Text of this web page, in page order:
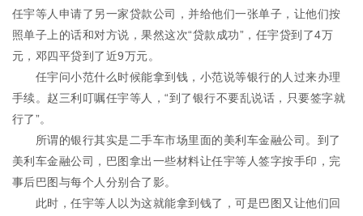
任宇等人申请了另一家贷款公司，并给他们一张单子，让他们按
照单子上的话和对方说，果然这次“贷款成功”，任宇贷到了4万
元，邓四平贷到了近9万元。
任宇问小范什么时候能拿到钱，小范说等银行的人过来办理
手续。赵三利叮嘱任宇等人，“到了银行不要乱说话，只要签字就
行了”。
所谓的银行其实是二手车市场里面的美利车金融公司。到了
美利车金融公司，巴图拿出一些材料让任宇等人签字按手印，完
事后巴图与每个人分别合了影。
此时，任宇等人以为这就能拿到钱了，可是巴图又让他们回